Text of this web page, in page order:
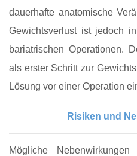
dauerhafte anatomische
Gewichtsverlust ist jedoch
bariatrischen Operationen.
als erster Schritt zur
Lösung vor einer Operation
Risiken und
Mögliche